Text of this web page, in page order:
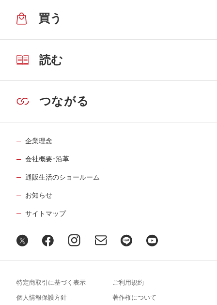
買う
読む
つながる
企業理念
会社概要･沿革
通販生活のショールーム
お知らせ
サイトマップ
特定商取引に基づく表示 ご利用規約
個人情報保護方針 著作権について